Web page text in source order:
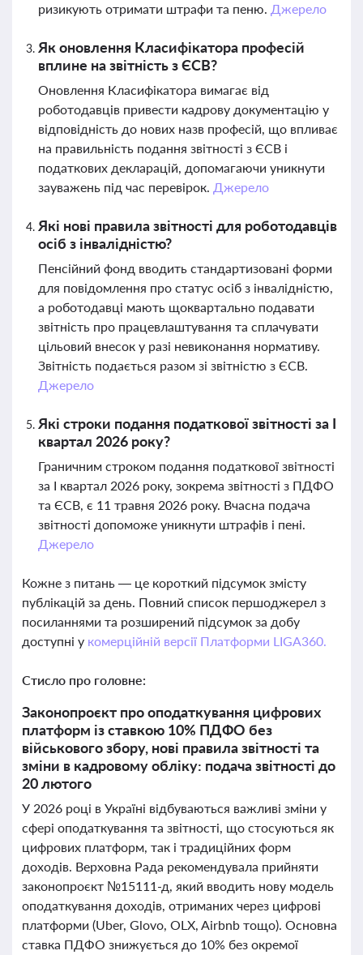
ризикують отримати штрафи та пеню. Джерело
Як оновлення Класифікатора професій
вплине на звітність з ЄСВ?
Оновлення Класифікатора вимагає від
роботодавців привести кадрову документацію у
відповідність до нових назв професій, що впливає
на правильність подання звітності з ЄСВ і
податкових декларацій, допомагаючи уникнути
зауважень під час перевірок. Джерело
Які нові правила звітності для роботодавців
осіб з інвалідністю?
Пенсійний фонд вводить стандартизовані форми
для повідомлення про статус осіб з інвалідністю,
а роботодавці мають щоквартально подавати
звітність про працевлаштування та сплачувати
цільовий внесок у разі невиконання нормативу.
Звітність подається разом зі звітністю з ЄСВ.
Джерело
Які строки подання податкової звітності за I
квартал 2026 року?
Граничним строком подання податкової звітності
за I квартал 2026 року, зокрема звітності з ПДФО
та ЄСВ, є 11 травня 2026 року. Вчасна подача
звітності допоможе уникнути штрафів і пені.
Джерело
Кожне з питань — це короткий підсумок змісту
публікацій за день. Повний список першоджерел з
посиланнями та розширений підсумок за добу
доступні у комерційній версії Платформи LIGA360.
Стисло про головне:
Законопроєкт про оподаткування цифрових
платформ із ставкою 10% ПДФО без
військового збору, нові правила звітності та
зміни в кадровому обліку: подача звітності до
20 лютого
У 2026 році в Україні відбуваються важливі зміни у
сфері оподаткування та звітності, що стосуються як
цифрових платформ, так і традиційних форм
доходів. Верховна Рада рекомендувала прийняти
законопроєкт №15111-д, який вводить нову модель
оподаткування доходів, отриманих через цифрові
платформи (Uber, Glovo, OLX, Airbnb тощо). Основна
ставка ПДФО знижується до 10% без окремої